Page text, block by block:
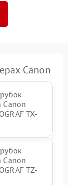
Canon
Canon
TX-
Canon
TZ-